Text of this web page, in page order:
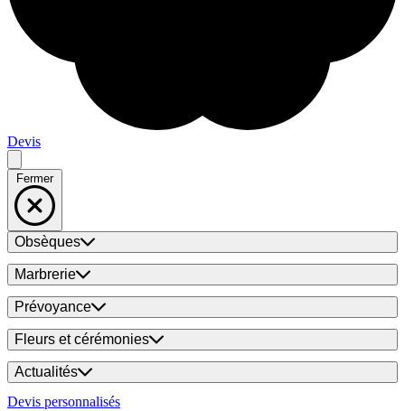
Devis
Fermer
Obsèques
Marbrerie
Prévoyance
Fleurs et cérémonies
Actualités
Devis personnalisés